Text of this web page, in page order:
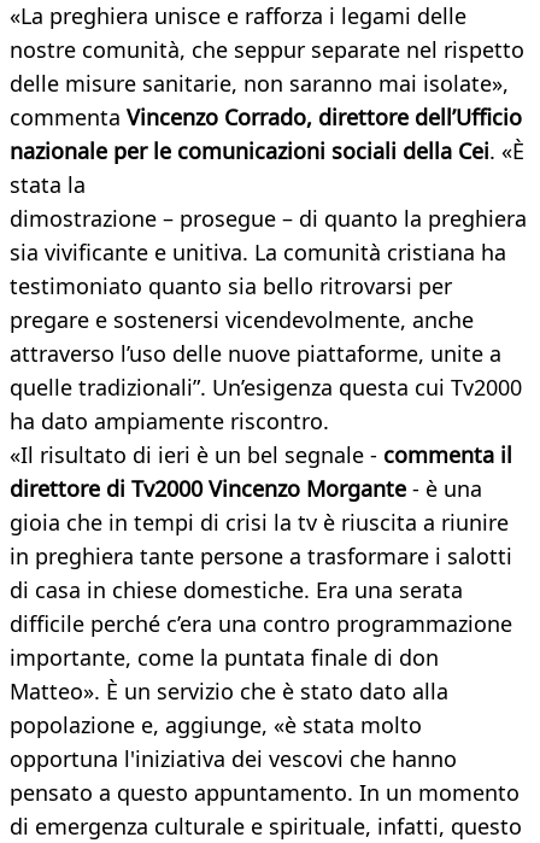
«La preghiera unisce e rafforza i legami delle
nostre comunità, che seppur separate nel rispetto
delle misure sanitarie, non saranno mai isolate»,
commenta Vincenzo Corrado, direttore dell’Ufficio
nazionale per le comunicazioni sociali della Cei. «È
stata la
dimostrazione – prosegue – di quanto la preghiera
sia vivificante e unitiva. La comunità cristiana ha
testimoniato quanto sia bello ritrovarsi per
pregare e sostenersi vicendevolmente, anche
attraverso l’uso delle nuove piattaforme, unite a
quelle tradizionali”. Un’esigenza questa cui Tv2000
ha dato ampiamente riscontro.
«Il risultato di ieri è un bel segnale - commenta il
direttore di Tv2000 Vincenzo Morgante - è una
gioia che in tempi di crisi la tv è riuscita a riunire
in preghiera tante persone a trasformare i salotti
di casa in chiese domestiche. Era una serata
difficile perché c’era una contro programmazione
importante, come la puntata finale di don
Matteo». È un servizio che è stato dato alla
popolazione e, aggiunge, «è stata molto
opportuna l'iniziativa dei vescovi che hanno
pensato a questo appuntamento. In un momento
di emergenza culturale e spirituale, infatti, questo